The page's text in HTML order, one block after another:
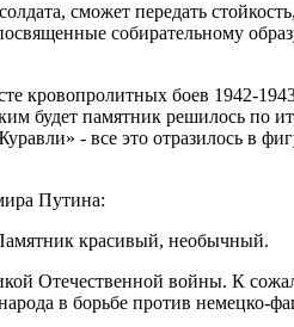
сможет передать
собирательному
кровопролитных боев 1942-
будет памятник решилось по
- все это отразилось в
Путина:
красивый, необычный.
Отечественной войны. К
в борьбе против немецко-